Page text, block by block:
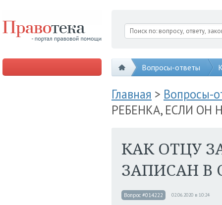
Вопросы-ответы
Главная > Вопросы-
РЕБЕНКА, ЕСЛИ ОН
КАК ОТЦУ
ЗАПИСАН В
Вопрос #014222 02.06.2020 в 10:24